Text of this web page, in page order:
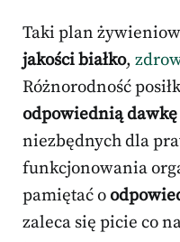
Taki plan
jakości białko,
Różnorodność
odpowiednią
niezbędnych dla
funkcjonowania
pamiętać o
zaleca się picie co